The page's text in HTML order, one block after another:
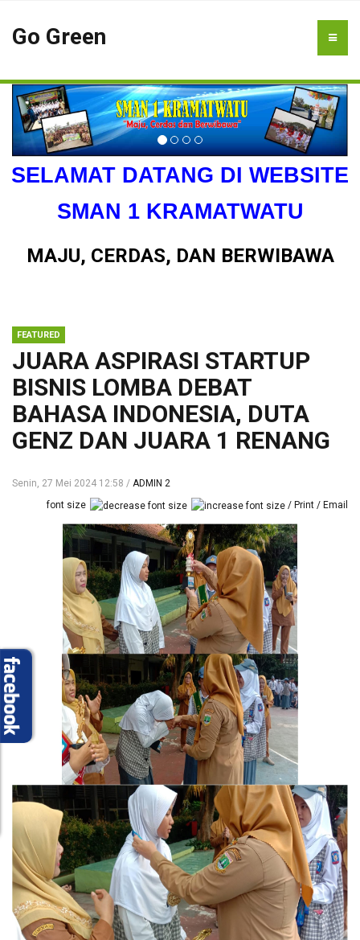
Go Green
SELAMAT DATANG DI WEBSITE
SMAN 1 KRAMATWATU
MAJU, CERDAS, DAN BERWIBAWA
FEATURED
JUARA ASPIRASI STARTUP
BISNIS LOMBA DEBAT
BAHASA INDONESIA, DUTA
GENZ DAN JUARA 1 RENANG
Senin, 27 Mei 2024 12:58
ADMIN 2
font size
Print Email